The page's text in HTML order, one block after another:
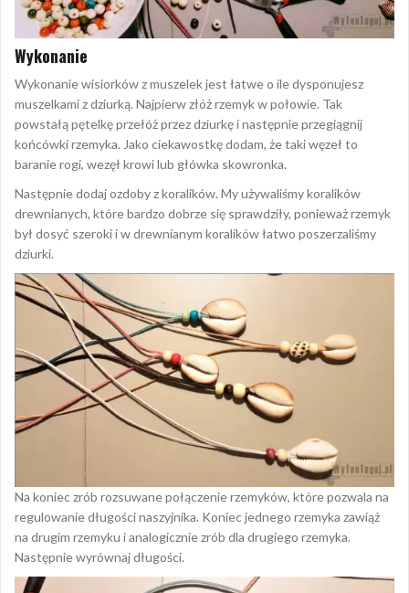
Wykonanie
Wykonanie wisiorków z muszelek jest łatwe o ile dysponujesz
muszelkami z dziurką. Najpierw złóż rzemyk w połowie. Tak
powstałą pętelkę przełóż przez dziurkę i następnie przegiągnij
końcówki rzemyka. Jako ciekawostkę dodam, że taki węzeł to
baranie rogi, wezęł krowi lub główka skowronka.
Następnie dodaj ozdoby z koralików. My używaliśmy koralików
drewnianych, które bardzo dobrze się sprawdziły, ponieważ rzemyk
był dosyć szeroki i w drewnianym koralików łatwo poszerzaliśmy
dziurki.
Na koniec zrób rozsuwane połączenie rzemyków, które pozwala na
regulowanie długości naszyjnika. Koniec jednego rzemyka zawiąż
na drugim rzemyku i analogicznie zrób dla drugiego rzemyka.
Następnie wyrównaj długości.